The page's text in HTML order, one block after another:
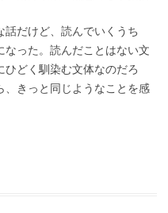
だけど、読んでいくうち
った。読んだことはない文
どく馴染む文体なのだろ
、きっと同じようなことを感